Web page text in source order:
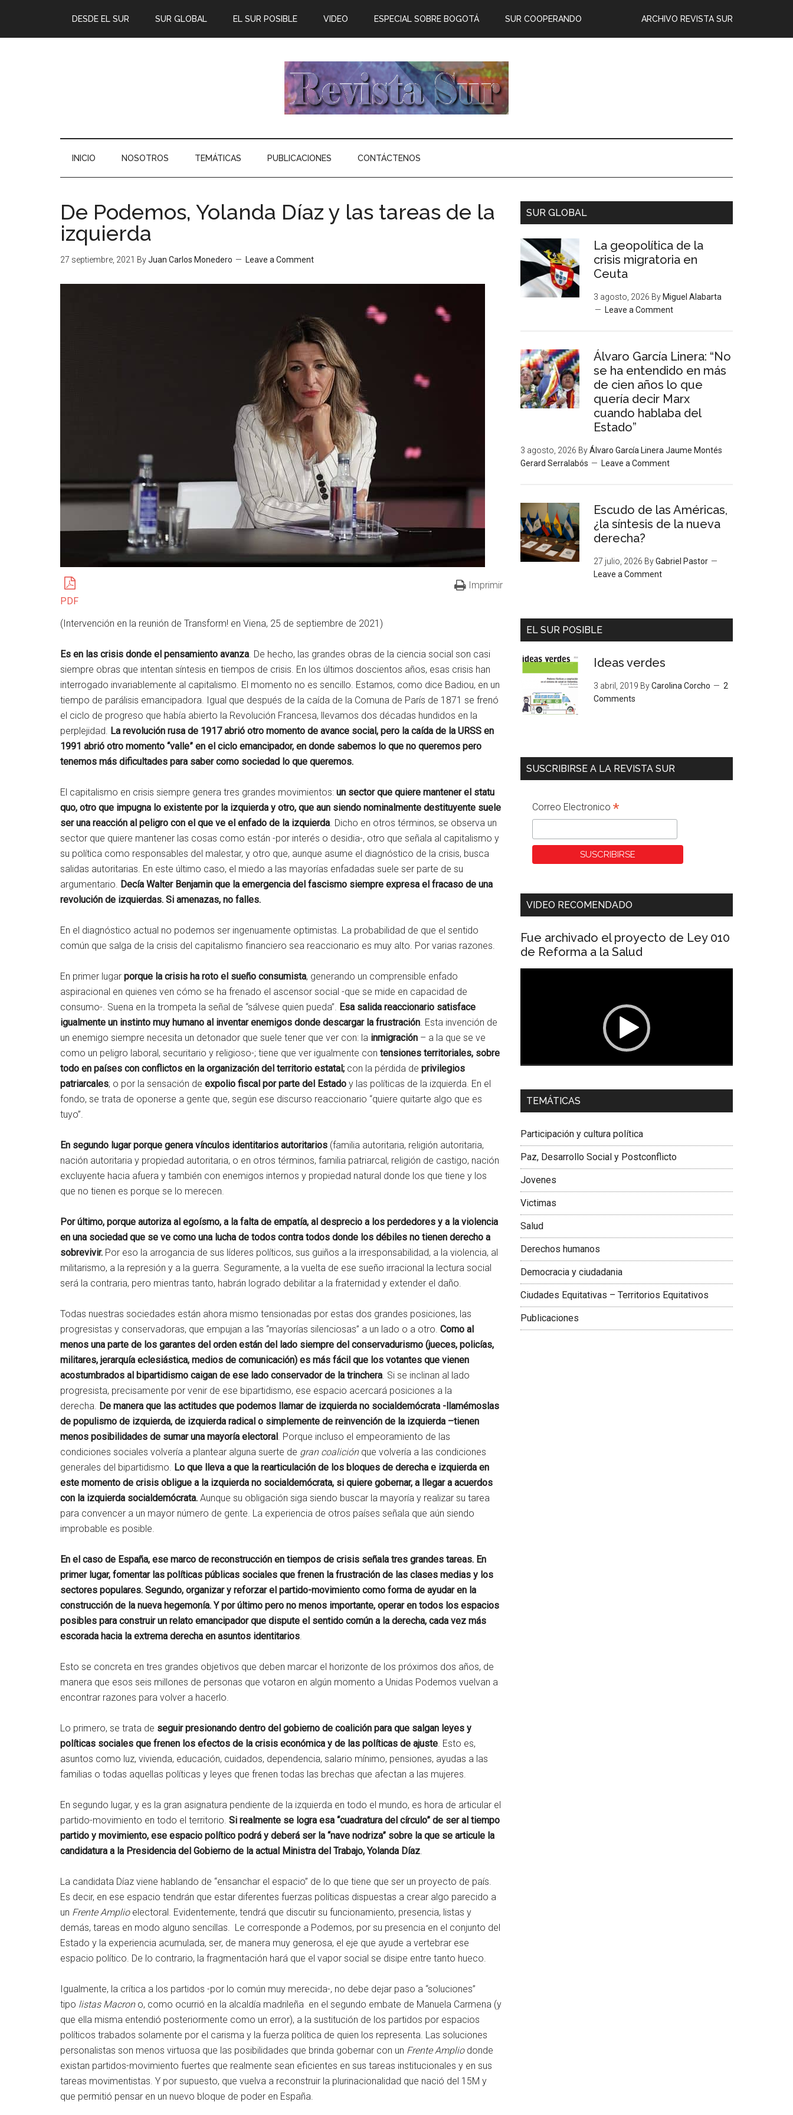
DESDE EL SUR SUR GLOBAL EL SUR POSIBLE ARCHIVO REVISTA SUR
VIDEO ESPECIAL SOBRE BOGOTÁ SUR COOPERANDO
INICIO NOSOTROS TEMÁTICAS PUBLICACIONES CONTÁCTENOS
De Podemos, Yolanda Díaz y las tareas de la
izquierda
27 septiembre, 2021 ByJuan Carlos Monedero Leave a Comment
PDF
Imprimir
(Intervención en la reunión de Transform! en Viena, 25 de septiembre de 2021)
Es en las crisis donde el pensamiento avanza. De hecho, las grandes obras de la ciencia social son casi
siempre obras que intentan síntesis en tiempos de crisis. En los últimos doscientos años, esas crisis han
interrogado invariablemente al capitalismo. El momento no es sencillo. Estamos, como dice Badiou, en un
tiempo de parálisis emancipadora. Igual que después de la caída de la Comuna de París de 1871 se frenó
el ciclo de progreso que había abierto la Revolución Francesa, llevamos dos décadas hundidos en la
perplejidad. La revolución rusa de 1917 abrió otro momento de avance social, pero la caída de la URSS en
1991 abrió otro momento “valle” en el ciclo emancipador, en donde sabemos lo que no queremos pero
tenemos más dificultades para saber como sociedad lo que queremos.
El capitalismo en crisis siempre genera tres grandes movimientos: un sector que quiere mantener el statu
quo, otro que impugna lo existente por la izquierda y otro, que aun siendo nominalmente destituyente suele
ser una reacción al peligro con el que ve el enfado de la izquierda. Dicho en otros términos, se observa un
sector que quiere mantener las cosas como están -por interés o desidia-, otro que señala al capitalismo y
su política como responsables del malestar, y otro que, aunque asume el diagnóstico de la crisis, busca
salidas autoritarias. En este último caso, el miedo a las mayorías enfadadas suele ser parte de su
argumentario. Decía Walter Benjamin que la emergencia del fascismo siempre expresa el fracaso de una
revolución de izquierdas. Si amenazas, no falles.
En el diagnóstico actual no podemos ser ingenuamente optimistas. La probabilidad de que el sentido
común que salga de la crisis del capitalismo financiero sea reaccionario es muy alto. Por varias razones.
En primer lugar porque la crisis ha roto el sueño consumista, generando un comprensible enfado
aspiracional en quienes ven cómo se ha frenado el ascensor social -que se mide en capacidad de
consumo-. Suena en la trompeta la señal de “sálvese quien pueda”. Esa salida reaccionario satisface
igualmente un instinto muy humano al inventar enemigos donde descargar la frustración. Esta invención de
un enemigo siempre necesita un detonador que suele tener que ver con: la inmigración – a la que se ve
como un peligro laboral, securitario y religioso-; tiene que ver igualmente con tensiones territoriales, sobre
todo en países con conflictos en la organización del territorio estatal; con la pérdida de privilegios
patriarcales; o por la sensación de expolio fiscal por parte del Estado y las políticas de la izquierda. En el
fondo, se trata de oponerse a gente que, según ese discurso reaccionario “quiere quitarte algo que es
tuyo”.
En segundo lugar porque genera vínculos identitarios autoritarios (familia autoritaria, religión autoritaria,
nación autoritaria y propiedad autoritaria, o en otros términos, familia patriarcal, religión de castigo, nación
excluyente hacia afuera y también con enemigos internos y propiedad natural donde los que tiene y los
que no tienen es porque se lo merecen.
Por último, porque autoriza al egoísmo, a la falta de empatía, al desprecio a los perdedores y a la violencia
en una sociedad que se ve como una lucha de todos contra todos donde los débiles no tienen derecho a
sobrevivir. Por eso la arrogancia de sus líderes políticos, sus guiños a la irresponsabilidad, a la violencia, al
militarismo, a la represión y a la guerra. Seguramente, a la vuelta de ese sueño irracional la lectura social
será la contraria, pero mientras tanto, habrán logrado debilitar a la fraternidad y extender el daño.
Todas nuestras sociedades están ahora mismo tensionadas por estas dos grandes posiciones, las
progresistas y conservadoras, que empujan a las “mayorías silenciosas” a un lado o a otro. Como al
menos una parte de los garantes del orden están del lado siempre del conservadurismo (jueces, policías,
militares, jerarquía eclesiástica, medios de comunicación) es más fácil que los votantes que vienen
acostumbrados al bipartidismo caigan de ese lado conservador de la trinchera. Si se inclinan al lado
progresista, precisamente por venir de ese bipartidismo, ese espacio acercará posiciones a la
derecha. De manera que las actitudes que podemos llamar de izquierda no socialdemócrata -llamémoslas
de populismo de izquierda, de izquierda radical o simplemente de reinvención de la izquierda –tienen
menos posibilidades de sumar una mayoría electoral. Porque incluso el empeoramiento de las
condiciones sociales volvería a plantear alguna suerte de gran coaliciónque volvería a las condiciones
generales del bipartidismo. Lo que lleva a que la rearticulación de los bloques de derecha e izquierda en
este momento de crisis obligue a la izquierda no socialdemócrata, si quiere gobernar, a llegar a acuerdos
con la izquierda socialdemócrata. Aunque su obligación siga siendo buscar la mayoría y realizar su tarea
para convencer a un mayor número de gente. La experiencia de otros países señala que aún siendo
improbable es posible.
En el caso de España, ese marco de reconstrucción en tiempos de crisis señala tres grandes tareas. En
primer lugar, fomentar las políticas públicas sociales que frenen la frustración de las clases medias y los
sectores populares. Segundo, organizar y reforzar el partido-movimiento como forma de ayudar en la
construcción de la nueva hegemonía. Y por último pero no menos importante, operar en todos los espacios
posibles para construir un relato emancipador que dispute el sentido común a la derecha, cada vez más
escorada hacia la extrema derecha en asuntos identitarios.
Esto se concreta en tres grandes objetivos que deben marcar el horizonte de los próximos dos años, de
manera que esos seis millones de personas que votaron en algún momento a Unidas Podemos vuelvan a
encontrar razones para volver a hacerlo.
Lo primero, se trata de seguir presionando dentro del gobierno de coalición para que salgan leyes y
políticas sociales que frenen los efectos de la crisis económica y de las políticas de ajuste. Esto es,
asuntos como luz, vivienda, educación, cuidados, dependencia, salario mínimo, pensiones, ayudas a las
familias o todas aquellas políticas y leyes que frenen todas las brechas que afectan a las mujeres.
En segundo lugar, y es la gran asignatura pendiente de la izquierda en todo el mundo, es hora de articular el
partido-movimiento en todo el territorio. Si realmente se logra esa “cuadratura del círculo” de ser al tiempo
partido y movimiento, ese espacio político podrá y deberá ser la “nave nodriza” sobre la que se articule la
candidatura a la Presidencia del Gobierno de la actual Ministra del Trabajo, Yolanda Díaz.
La candidata Díaz viene hablando de “ensanchar el espacio” de lo que tiene que ser un proyecto de país.
Es decir, en ese espacio tendrán que estar diferentes fuerzas políticas dispuestas a crear algo parecido a
un Frente Amplio electoral. Evidentemente, tendrá que discutir su funcionamiento, presencia, listas y
demás, tareas en modo alguno sencillas. Le corresponde a Podemos, por su presencia en el conjunto del
Estado y la experiencia acumulada, ser, de manera muy generosa, el eje que ayude a vertebrar ese
espacio político. De lo contrario, la fragmentación hará que el vapor social se disipe entre tanto hueco.
Igualmente, la crítica a los partidos -por lo común muy merecida-, no debe dejar paso a “soluciones”
tipo listas Macrono, como ocurrió en la alcaldía madrileña en el segundo embate de Manuela Carmena (y
que ella misma entendió posteriormente como un error), a la sustitución de los partidos por espacios
políticos trabados solamente por el carisma y la fuerza política de quien los representa. Las soluciones
personalistas son menos virtuosa que las posibilidades que brinda gobernar con un Frente Ampliodonde
existan partidos-movimiento fuertes que realmente sean eficientes en sus tareas institucionales y en sus
tareas movimentistas. Y por supuesto, que vuelva a reconstruir la plurinacionalidad que nació del 15M y
que permitió pensar en un nuevo bloque de poder en España.
SUR GLOBAL
La geopolítica de la
crisis migratoria en
Ceuta
3 agosto, 2026 By Miguel Alabarta
Leave a Comment
Álvaro García Linera: “No
se ha entendido en más
de cien años lo que
quería decir Marx
cuando hablaba del
Estado”
3 agosto, 2026 ByÁlvaro García Linera Jaume Montés
Gerard Serralabós
Leave a Comment
Escudo de las Américas,
¿la síntesis de la nueva
derecha?
27 julio, 2026 ByGabriel Pastor
Leave a Comment
EL SUR POSIBLE
Ideas verdes
3 abril, 2019 ByCarolina Corcho
2
Comments
SUSCRIBIRSE A LA REVISTA SUR
Correo Electronico *
VIDEO RECOMENDADO
Fue archivado el proyecto de Ley 010
de Reforma a la Salud
Dra. Carolina Corcho Mejía,
Latinoamericana Sur, Vicepresidenta Federación
TEMÁTICAS
Participación y cultura política
Paz, Desarrollo Social y Postconflicto
Jovenes
Victimas
Salud
Derechos humanos
Democracia y ciudadania
Ciudades Equitativas – Territorios Equitativos
Publicaciones